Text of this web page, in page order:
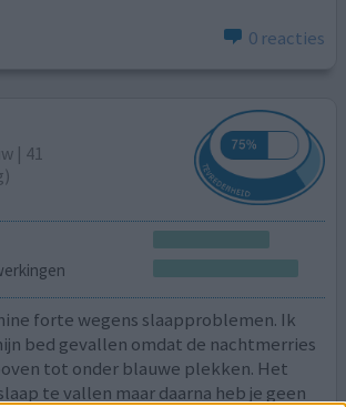
0 reacties
| 41
forte wegens slaapproblemen. Ik
bed gevallen omdat de nachtmerries
tot onder blauwe plekken. Het
te vallen maar daarna heb je geen